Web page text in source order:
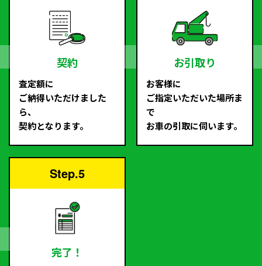
契約
査定額に
ご納得いただけました
ら、
契約となります。
お引取り
お客様に
ご指定いただいた場所ま
で
お車の引取に伺います。
Step.5
完了！